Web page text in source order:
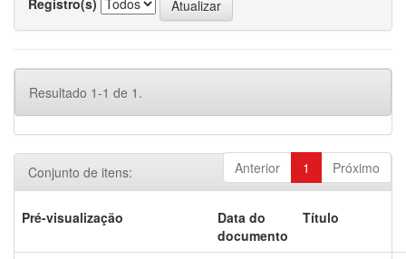
Resultado 1-1 de 1.
Anterior 1 Próximo
Conjunto de itens:
Pré-visualização
Data do
documento
Título